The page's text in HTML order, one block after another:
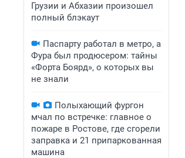
Грузии и Абхазии произошел
полный блэкаут
Паспарту работал в метро, а
Фура был продюсером: тайны
«Форта Боярд», о которых вы
не знали
Полыхающий фургон
мчал по встречке: главное о
пожаре в Ростове, где сгорели
заправка и 21 припаркованная
машина